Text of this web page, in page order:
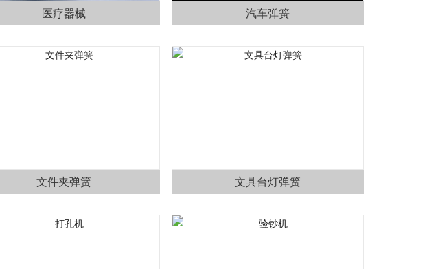
医疗器械 汽车弹簧
文件夹弹簧 文具台灯弹簧